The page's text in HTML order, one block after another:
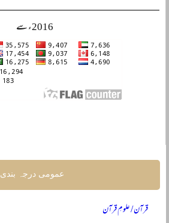
2016ء سے
عمومی درجہ بندی
قرآن / علومِ قرآن